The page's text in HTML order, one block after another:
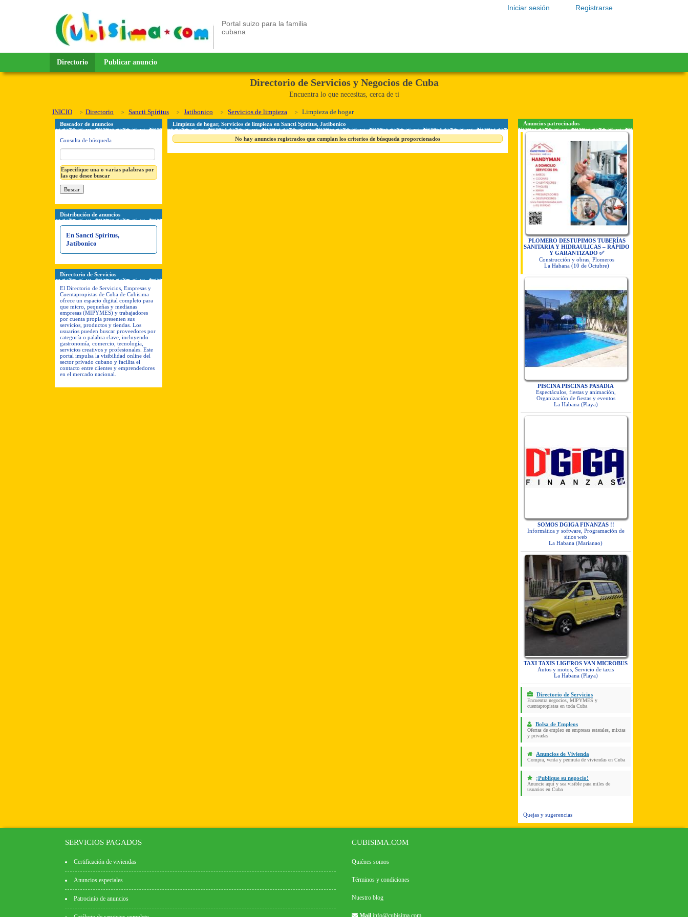
Registrarse
Iniciar sesión
Portal suizo para la familia
cubana
Directorio Publicar anuncio
Directorio de Servicios y Negocios de Cuba
Encuentra lo que necesitas, cerca de ti
INICIO Directorio Sancti Spíritus Jatibonico Servicios de limpieza Limpieza de hogar
Buscador de anuncios
Consulta de búsqueda
Especifique una o varias palabras por
las que desee buscar
Distribución de anuncios
En Sancti Spíritus,
Jatibonico
Directorio de Servicios
El Directorio de Servicios, Empresas y
Cuentapropistas de Cuba de Cubisima
ofrece un espacio digital completo para
que micro, pequeñas y medianas
empresas (MIPYMES) y trabajadores
por cuenta propia presenten sus
servicios, productos y tiendas. Los
usuarios pueden buscar proveedores por
categoría o palabra clave, incluyendo
gastronomía, comercio, tecnología,
servicios creativos y profesionales. Este
portal impulsa la visibilidad online del
sector privado cubano y facilita el
contacto entre clientes y emprendedores
en el mercado nacional.
Limpieza de hogar, Servicios de limpieza en Sancti Spíritus, Jatibonico
No hay anuncios registrados que cumplan los criterios de búsqueda proporcionados
Anuncios patrocinados
PLOMERO DESTUPIMOS TUBERÍAS
SANITARIA Y HIDRAULICAS – RÁPIDO
Y GARANTIZADO ✅
Construcción y obras, Plomeros
La Habana (10 de Octubre)
PISCINA PISCINAS PASADIA
Espectáculos, fiestas y animación,
Organización de fiestas y eventos
La Habana (Playa)
SOMOS DGIGA FINANZAS !!
Informática y software, Programación de
sitios web
La Habana (Marianao)
TAXI TAXIS LIGEROS VAN MICROBUS
Autos y motos, Servicio de taxis
La Habana (Playa)
Directorio de Servicios
Encuentra negocios, MIPYMES y
cuentapropistas en toda Cuba
Bolsa de Empleos
Ofertas de empleo en empresas estatales, mixtas
y privadas
Anuncios de Vivienda
Compra, venta y permuta de viviendas en Cuba
¡Publique su negocio!
Anuncie aquí y sea visible para miles de
usuarios en Cuba
Quejas y sugerencias
SERVICIOS PAGADOS
Certificación de viviendas
Anuncios especiales
Patrocinio de anuncios
CUBISIMA.COM
Quiénes somos
Términos y condiciones
Nuestro blog
Mail info@cubisima.com